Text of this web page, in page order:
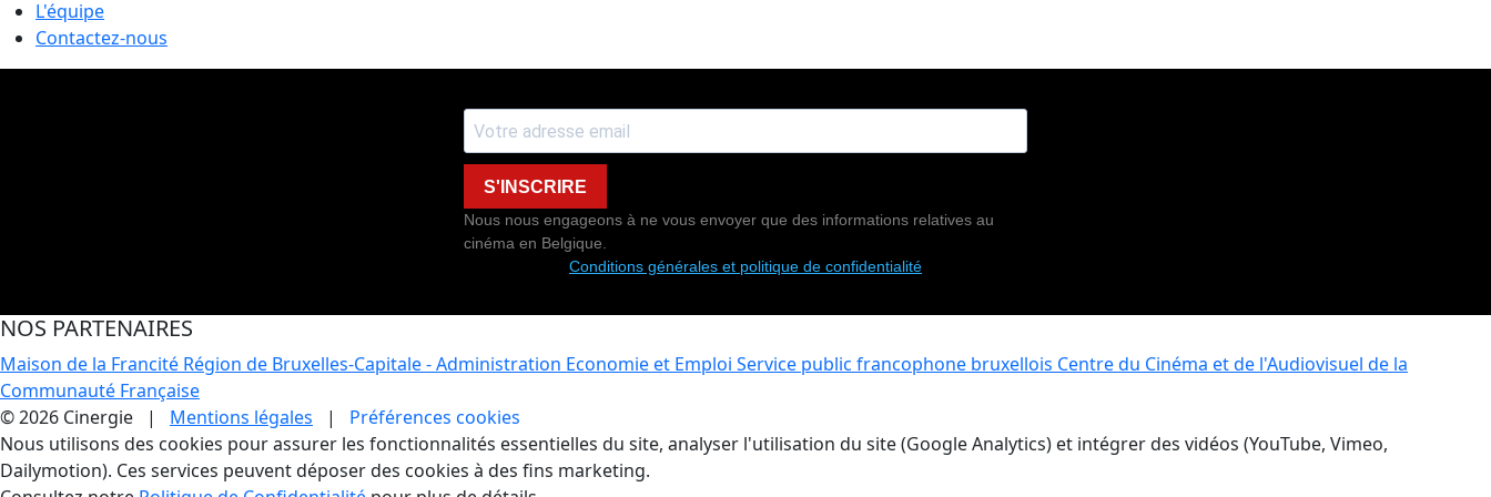
L'équipe
Contactez-nous
S'INSCRIRE
Nous nous engageons à ne vous envoyer que des informations relatives au
cinéma en Belgique.
Conditions générales et politique de confidentialité
NOS PARTENAIRES
Maison de la Francité Région de Bruxelles-Capitale - Administration Economie et Emploi Service public francophone bruxellois Centre du Cinéma et de l'Audiovisuel de la
Communauté Française
© 2026 Cinergie | Mentions légales | Préférences cookies
Gestion des Cookies
Nous utilisons des cookies pour assurer les fonctionnalités essentielles du site, analyser l'utilisation du site (Google Analytics) et intégrer des vidéos (YouTube, Vimeo,
Dailymotion). Ces services peuvent déposer des cookies à des fins marketing.